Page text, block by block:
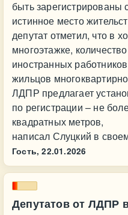
быть зарегистрированы
истинное место
депутат отметил, что в
многоэтажке,
иностранных
жильцов
ЛДПР предлагает
по регистрации – не
квадратных метров,
написал Слуцкий в
Гость, 22.01.2026
Депутатов от ЛДПР